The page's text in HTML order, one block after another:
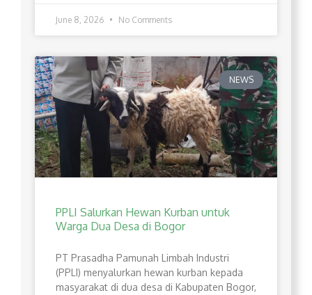
June 8, 2026 No Comments
NEWS
PPLI Salurkan Hewan Kurban untuk
Warga Dua Desa di Bogor
PT Prasadha Pamunah Limbah Industri
(PPLI) menyalurkan hewan kurban kepada
masyarakat di dua desa di Kabupaten Bogor,